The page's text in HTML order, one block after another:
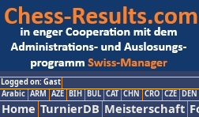
Logged on: Gast
Arabic ARM AZE BIH BUL CAT CHN CRO CZE DEN
Home TurnierDB Meisterschaft